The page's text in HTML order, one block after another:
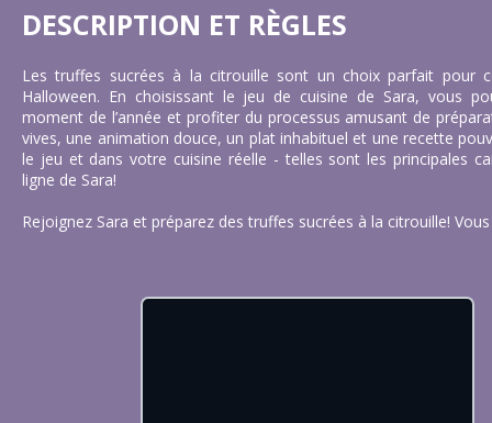
DESCRIPTION ET RÈGLES
Les truffes sucrées à la citrouille sont un choix parfait pour
Halloween. En choisissant le jeu de cuisine de Sara, vous
moment de l’année et profiter du processus amusant de
vives, une animation douce, un plat inhabituel et une recette
le jeu et dans votre cuisine réelle - telles sont les principales
ligne de Sara!
Rejoignez Sara et préparez des truffes sucrées à la citrouille!